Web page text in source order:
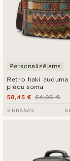
Retro haki auduma
plecu soma
Personalizējams
64,95 €
58,45 €
3 KRĀSAS